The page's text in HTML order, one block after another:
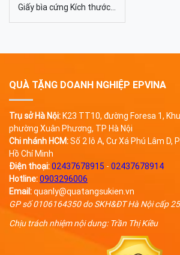
Giấy bìa cứng Kích thước
12,2*4,5*2,3cm Màu sắc
trong Hộp giấy đựng USB
QUÀ TẶNG DOANH NGHIỆP EPVINA
Trụ sở Hà Nội:K23 TT10, đường Foresa 1,
phường Xuân Phương, TP Hà Nội
Chi nhánh HCM:Số 2 lô A, Cư Xá Phú Lâm D,
Hồ Chí Minh
Điện thoại:02437678915 - 02437678914
Hotline:0903296006
Email:quanly@quatangsukien.vn
GP số 0106164350 do SKH&ĐT Hà Nội cấp
Chịu trách nhiệm nội dung: Trần Thị Kiều